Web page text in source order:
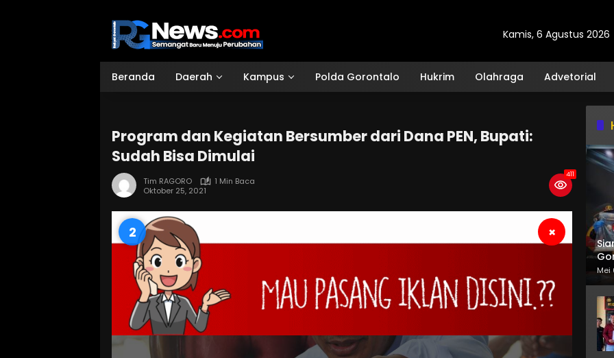
Kamis, 6 Agustus 2026
Beranda Daerah Kampus Polda Gorontalo Hukrim Olahraga Advetorial
Program dan Kegiatan Bersumber dari Dana PEN, Bupati:
Sudah Bisa Dimulai
Tim RAGORO
1 Min Baca
Oktober 25, 2021
411
1 ×
Mei